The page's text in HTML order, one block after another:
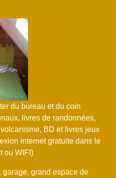
du bureau et du coin
livres de randonnées,
BD et livres jeux
internet gratuite dans le
ou WIFI)
grand espace de